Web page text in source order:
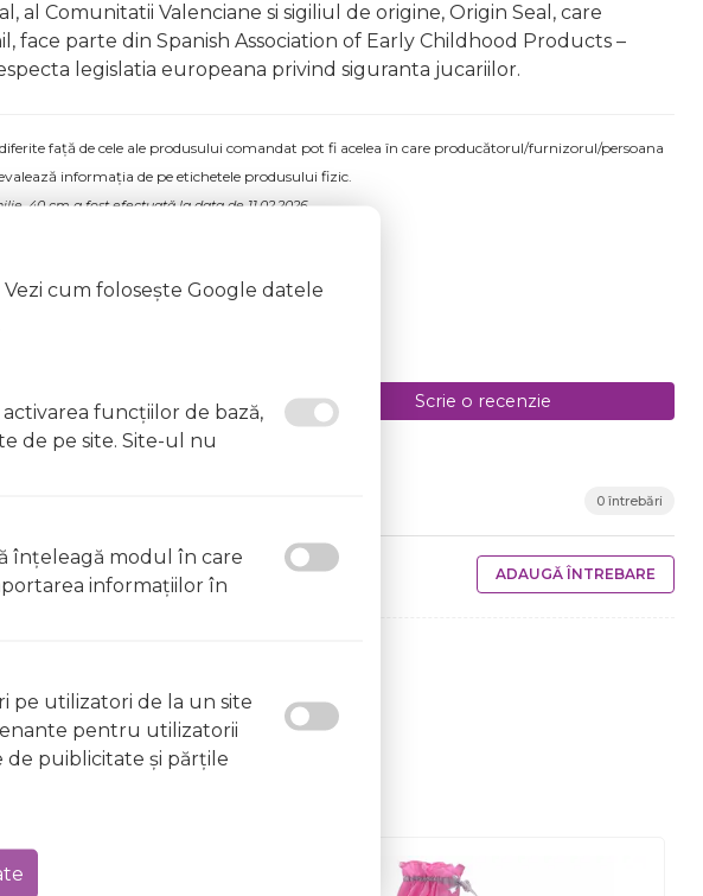
Comunitatii Valenciane si sigiliul de origine, Origin Seal, care
face parte din Spanish Association of Early Childhood Products –
legislatia europeana privind siguranta jucariilor.
față de cele ale produsului comandat pot fi acelea în care producătorul/furnizorul/persoana
informația de pe etichetele produsului fizic.
40 cm a fost efectuată la data de 11.02.2026
Scrie o recenzie
0 întrebări
ADAUGĂ ÎNTREBARE
cum folosește Google datele
funcţiilor de bază,
de pe site. Site-ul nu
înţeleagă modul în care
informaţiilor în
pe utilizatori de la un site
pentru utilizatorii
de puiblicitate şi părţile